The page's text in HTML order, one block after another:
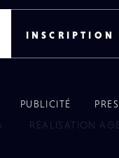
INSCRIPTION
PUBLICITÉ
RÉALISATION